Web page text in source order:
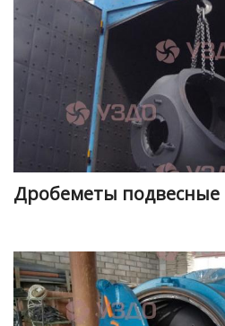
Дробеметы подвесные